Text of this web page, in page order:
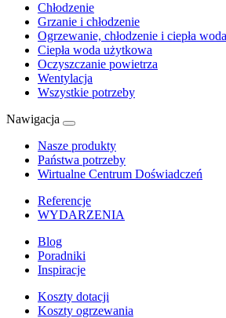
Chłodzenie
Grzanie i chłodzenie
Ogrzewanie, chłodzenie i ciepła woda
Ciepła woda użytkowa
Oczyszczanie powietrza
Wentylacja
Wszystkie potrzeby
Nawigacja
Nasze produkty
Państwa potrzeby
Wirtualne Centrum Doświadczeń
Referencje
WYDARZENIA
Blog
Poradniki
Inspiracje
Koszty dotacji
Koszty ogrzewania